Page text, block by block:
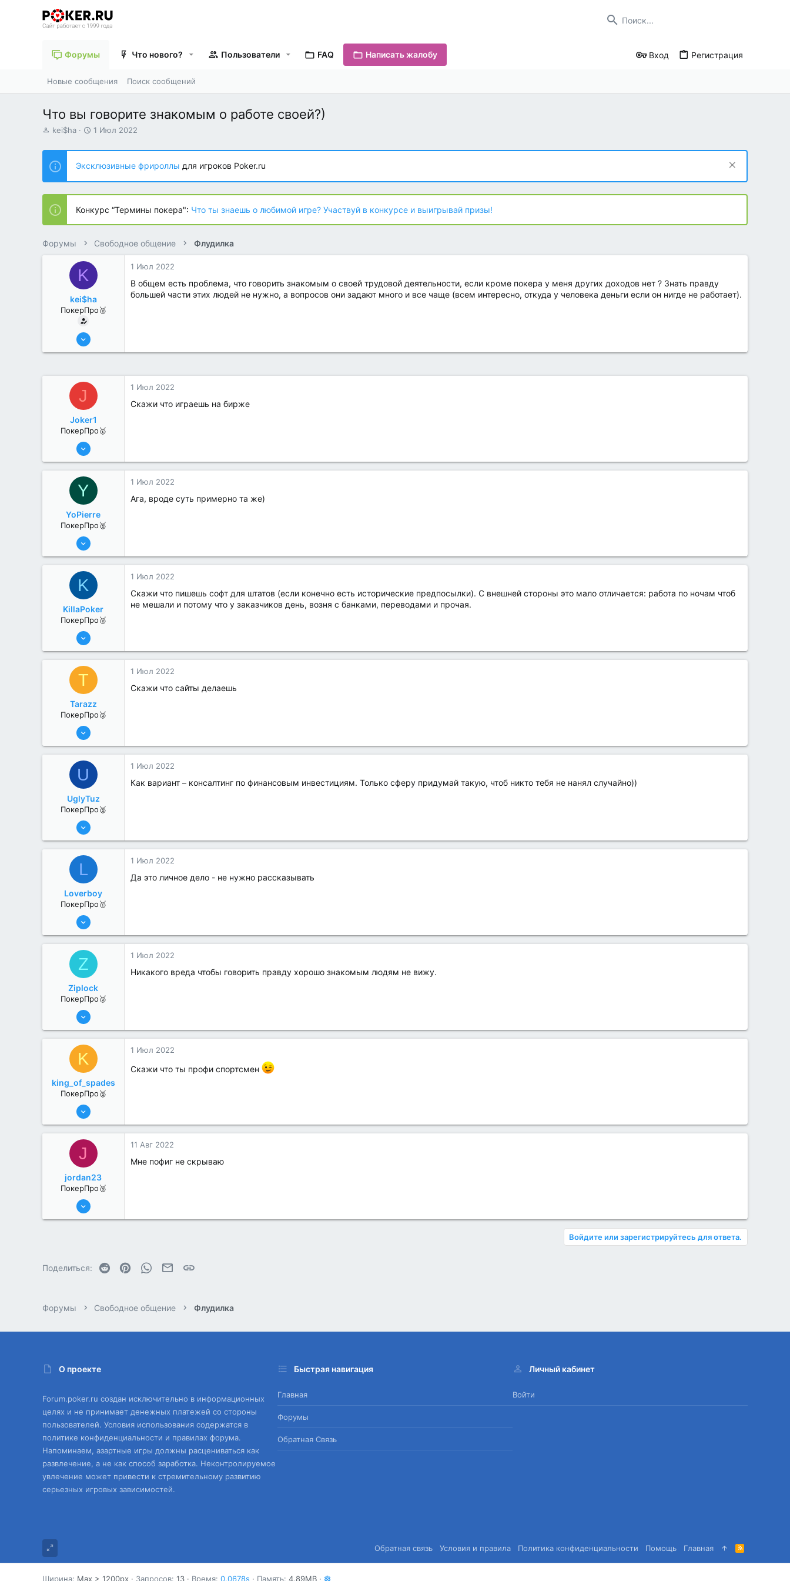
Форумы Что нового? Пользователи FAQ Написать жалобу Вход Регистрация
Новые сообщения Поиск сообщений
Что вы говорите знакомым о работе своей?)
А
т
о
р
т
е
м
ы
kei$ha
Д
т
н
а
ч
л
а
1 Июл 2022
Эксклюзивные фрироллы для игроков Poker.ru
Конкурс “Термины покера": Что ты знаешь о любимой игре? Участвуй в конкурсе и выигрывай призы!
Форумы Свободное общение Флудилка
K
kei$ha
ПокерПро🥈
8 Июн 2022
1 Июл 2022
В общем есть проблема, что говорить знакомым о своей трудовой деятельности, если кроме покера у меня других доходов нет ? Знать правду
большей части этих людей не нужно, а вопросов они задают много и все чаще (всем интересно, откуда у человека деньги если он нигде не работает).
J
Joker1
ПокерПро🥇
8 Июн 2022
1
1 Июл 2022
Скажи что играешь на бирже
Y
YoPierre
ПокерПро🥈
13 Июн 2022
0
1 Июл 2022
Ага, вроде суть примерно та же)
K
KillaPoker
ПокерПро🥈
13 Июн 2022
0
1 Июл 2022
Cкажи что пишешь софт для штатов (если конечно есть исторические предпосылки). С внешней стороны это мало отличается: работа по ночам чтоб
не мешали и потому что у заказчиков день, возня с банками, переводами и прочая.
T
Tarazz
ПокерПро🥈
13 Июн 2022
2
1 Июл 2022
Скажи что сайты делаешь
U
UglyTuz
ПокерПро🥈
13 Июн 2022
4
1 Июл 2022
Как вариант – консалтинг по финансовым инвестициям. Только сферу придумай такую, чтоб никто тебя не нанял случайно))
L
Loverboy
ПокерПро🥇
8 Июн 2022
1
1 Июл 2022
Да это личное дело - не нужно рассказывать
Z
Ziplock
ПокерПро🥈
13 Июн 2022
0
1 Июл 2022
Никакого вреда чтобы говорить правду хорошо знакомым людям не вижу.
K
king_of_spades
ПокерПро🥈
6 Июн 2022
0
1 Июл 2022
Скажи что ты профи спортсмен
J
jordan23
ПокерПро🥉
11 Авг 2022
11 Авг 2022
Мне пофиг не скрываю
Войдите или зарегистрируйтесь для ответа.
Поделиться: Reddit PinterestWhatsAppЭлектронная почта
Форумы Свободное общение Флудилка
О проекте
Forum.poker.ru создан исключительно в информационных
целях и не принимает денежных платежей со стороны
пользователей. Условия использования содержатся в
политике конфиденциальности и правилах форума.
Напоминаем, азартные игры должны расцениваться как
развлечение, а не как способ заработка. Неконтролируемое
увлечение может привести к стремительному развитию
серьезных игровых зависимостей.
Быстрая навигация
Главная
Форумы
Обратная Связь
Личный кабинет
Войти
Обратная связь Условия и правила Политика конфиденциальности Помощь Главная
R
S
S
Ширина Запросов 13 Время 0.0678s Память 4.89MB